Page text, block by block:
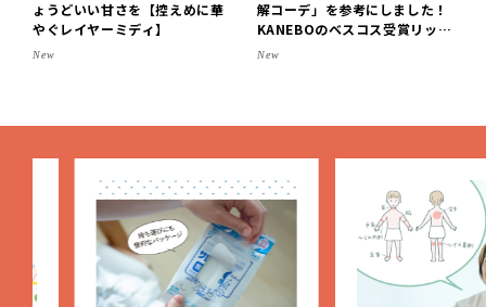
ょうどいい甘さを【控えめに華
やぐレイヤーミディ】
New
解コーデ」を参考にしました！
KANEBOのベスコス受賞リップ
購入も。LEE8・9月号を読んだ
New